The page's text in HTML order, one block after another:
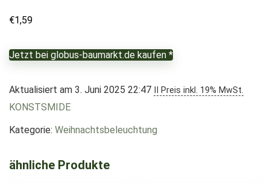
€1,59
Jetzt bei globus-baumarkt.de kaufen *
Aktualisiert am 3. Juni 2025 22:47 II Preis inkl. 19% MwSt.
KONSTSMIDE
Kategorie: Weihnachtsbeleuchtung
ähnliche Produkte